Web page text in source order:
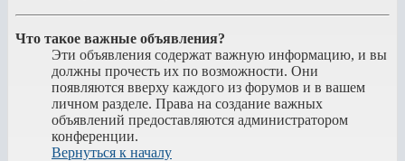
Что такое важные объявления?
Эти объявления содержат важную информацию, и вы
должны прочесть их по возможности. Они
появляются вверху каждого из форумов и в вашем
личном разделе. Права на создание важных
объявлений предоставляются администратором
конференции.
Вернуться к началу